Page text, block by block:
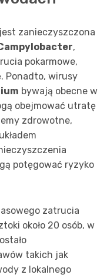
zanieczyszczona
,
pokarmowe,
Ponadto, wirusy
bywają obecne w
obejmować utratę
zdrowotne,
potęgować ryzyko
zatrucia
około 20 osób, w
takich jak
z lokalnego